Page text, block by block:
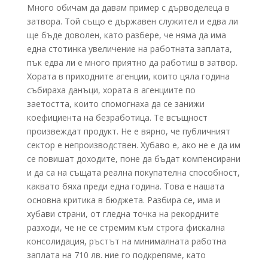
Много обичам да давам пример с дърводелеца в
затвора. Той също е държавен служител и едва ли
ще бъде доволен, като разбере, че няма да има
една стотинка увеличение на работната заплата,
пък едва ли е много приятно да работиш в затвор.
Хората в приходните агенции, които цяла година
събираха данъци, хората в агенциите по
заетостта, които спомогнаха да се занижи
коефициента на безработица. Те всъщност
произвеждат продукт. Не е вярно, че публичният
сектор е непроизводствен. Хубаво е, ако не е да им
се повишат доходите, поне да бъдат компенсирани
и да са на същата реална покупателна способност,
каквато бяха преди една година. Това е нашата
основна критика в бюджета. Разбира се, има и
хубави страни, от гледна точка на рекордните
разходи, че не се стремим към строга фискална
консолидация, ръстът на минималната работна
заплата на 710 лв. ние го подкрепяме, като